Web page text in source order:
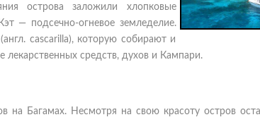
острова заложили хлопковые
— подсечно-огневое земледелие.
cascarilla), которую собирают и
лекарственных средств, духов и Кампари.
на Багамах. Несмотря на свою красоту остров